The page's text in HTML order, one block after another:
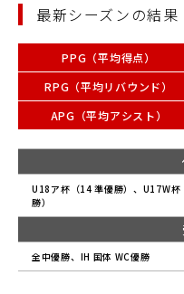
最新シーズンの結果
PPG（平均得点）
RPG（平均リバウンド）
APG（平均アシスト）
U18ア杯（14 準優勝）、U17W
勝）
全中優勝、IH 国体 WC優勝